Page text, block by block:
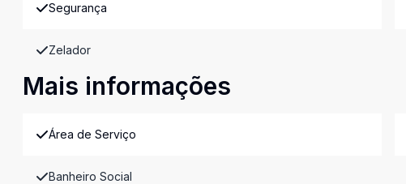
Segurança
Zelador
Mais informações
Área de Serviço
Banheiro Social